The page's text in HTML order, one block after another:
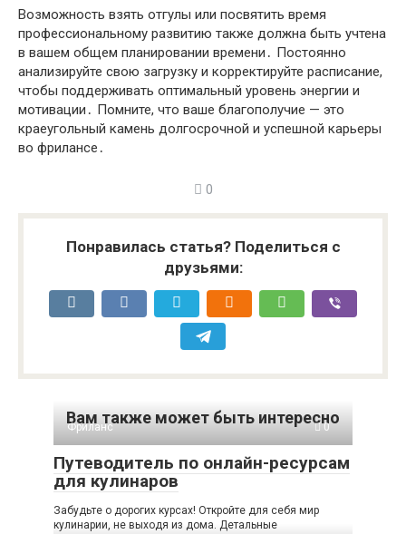
Возможность взять отгулы или посвятить время
профессиональному развитию также должна быть учтена
в вашем общем планировании времени․ Постоянно
анализируйте свою загрузку и корректируйте расписание,
чтобы поддерживать оптимальный уровень энергии и
мотивации․ Помните, что ваше благополучие — это
краеугольный камень долгосрочной и успешной карьеры
во фрилансе․
0
Понравилась статья? Поделиться с
друзьями:
Вам также может быть интересно
Фриланс 0
Путеводитель по онлайн-ресурсам
для кулинаров
Забудьте о дорогих курсах! Откройте для себя мир
кулинарии, не выходя из дома. Детальные